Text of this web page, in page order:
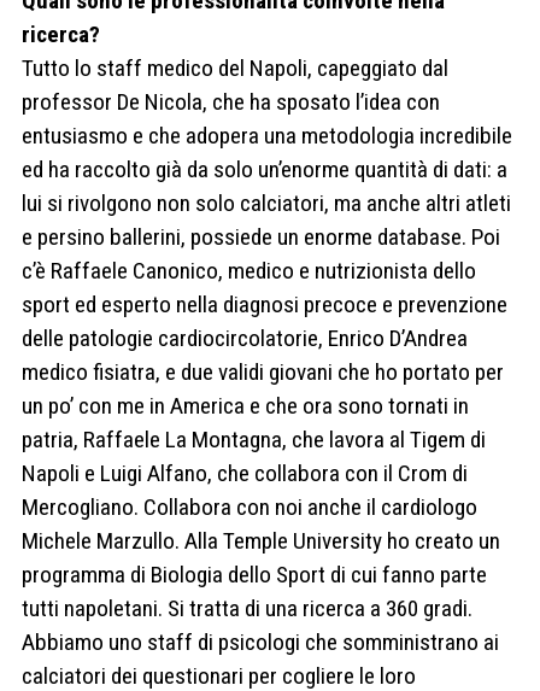
ricerca?
Tutto lo staff medico del Napoli, capeggiato dal
professor De Nicola, che ha sposato l’idea con
entusiasmo e che adopera una metodologia incredibile
ed ha raccolto già da solo un’enorme quantità di dati: a
lui si rivolgono non solo calciatori, ma anche altri atleti
e persino ballerini, possiede un enorme database. Poi
c’è Raffaele Canonico, medico e nutrizionista dello
sport ed esperto nella diagnosi precoce e prevenzione
delle patologie cardiocircolatorie, Enrico D’Andrea
medico fisiatra, e due validi giovani che ho portato per
un po’ con me in America e che ora sono tornati in
patria, Raffaele La Montagna, che lavora al Tigem di
Napoli e Luigi Alfano, che collabora con il Crom di
Mercogliano. Collabora con noi anche il cardiologo
Michele Marzullo. Alla Temple University ho creato un
programma di Biologia dello Sport di cui fanno parte
tutti napoletani. Si tratta di una ricerca a 360 gradi.
Abbiamo uno staff di psicologi che somministrano ai
calciatori dei questionari per cogliere le loro